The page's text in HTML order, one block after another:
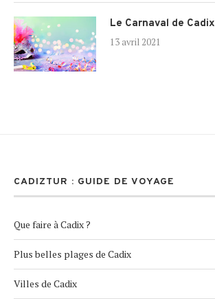
Le Carnaval de Cadix
13 avril 2021
CADIZTUR : GUIDE DE VOYAGE
Que faire à Cadix ?
Plus belles plages de Cadix
Villes de Cadix